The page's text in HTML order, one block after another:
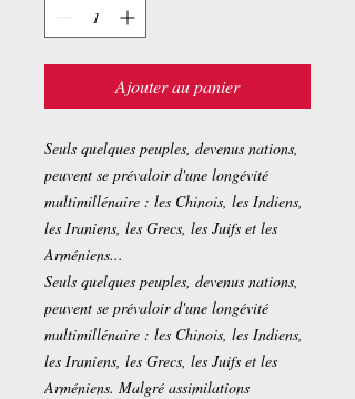
Ajouter au panier
Seuls quelques peuples, devenus nations,
peuvent se prévaloir d'une longévité
multimillénaire : les Chinois, les Indiens,
les Iraniens, les Grecs, les Juifs et les
Arméniens...
Seuls quelques peuples, devenus nations,
peuvent se prévaloir d'une longévité
multimillénaire : les Chinois, les Indiens,
les Iraniens, les Grecs, les Juifs et les
Arméniens. Malgré assimilations